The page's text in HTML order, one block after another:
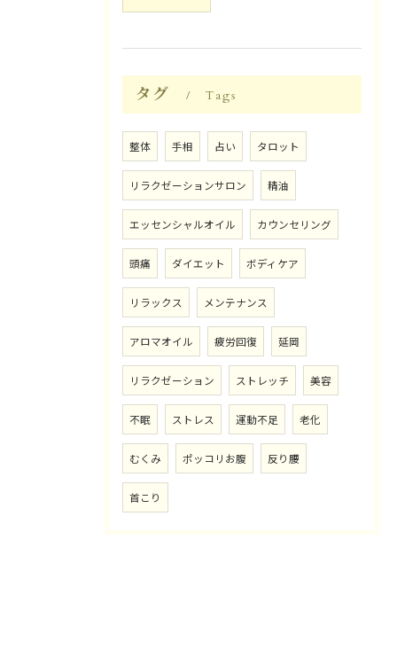
タグ Tags
整体 手相 占い タロット
リラクゼーションサロン 精油
エッセンシャルオイル カウンセリング
頭痛 ダイエット ボディケア
リラックス メンテナンス
アロマオイル 疲労回復 延岡
リラクゼーション ストレッチ 美容
不眠 ストレス 運動不足 老化
むくみ ポッコリお腹 反り腰
首こり